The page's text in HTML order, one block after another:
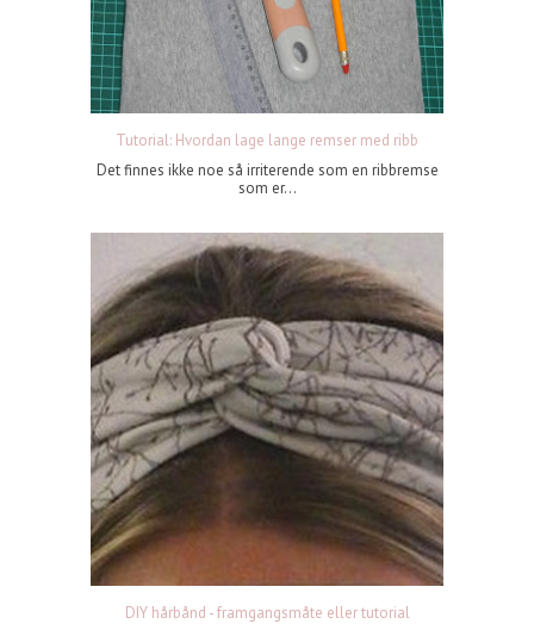
Tutorial: Hvordan lage lange remser med ribb
Det finnes ikke noe så irriterende som en ribbremse
som er...
DIY hårbånd - framgangsmåte eller tutorial